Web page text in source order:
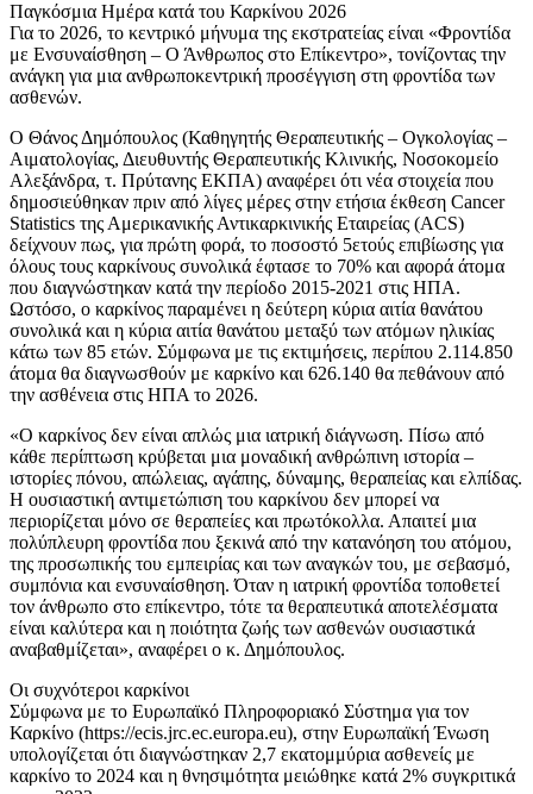
Παγκόσμια Ημέρα κατά του Καρκίνου 2026
Για το 2026, το κεντρικό μήνυμα της εκστρατείας είναι «Φροντίδα
με Ενσυναίσθηση – Ο Άνθρωπος στο Επίκεντρο», τονίζοντας την
ανάγκη για μια ανθρωποκεντρική προσέγγιση στη φροντίδα των
ασθενών.
Ο Θάνος Δημόπουλος (Καθηγητής Θεραπευτικής – Ογκολογίας –
Αιματολογίας, Διευθυντής Θεραπευτικής Κλινικής, Νοσοκομείο
Αλεξάνδρα, τ. Πρύτανης ΕΚΠΑ) αναφέρει ότι νέα στοιχεία που
δημοσιεύθηκαν πριν από λίγες μέρες στην ετήσια έκθεση Cancer
Statistics της Αμερικανικής Αντικαρκινικής Εταιρείας (ACS)
δείχνουν πως, για πρώτη φορά, το ποσοστό 5ετούς επιβίωσης για
όλους τους καρκίνους συνολικά έφτασε το 70% και αφορά άτομα
που διαγνώστηκαν κατά την περίοδο 2015-2021 στις ΗΠΑ.
Ωστόσο, ο καρκίνος παραμένει η δεύτερη κύρια αιτία θανάτου
συνολικά και η κύρια αιτία θανάτου μεταξύ των ατόμων ηλικίας
κάτω των 85 ετών. Σύμφωνα με τις εκτιμήσεις, περίπου 2.114.850
άτομα θα διαγνωσθούν με καρκίνο και 626.140 θα πεθάνουν από
την ασθένεια στις ΗΠΑ το 2026.
«Ο καρκίνος δεν είναι απλώς μια ιατρική διάγνωση. Πίσω από
κάθε περίπτωση κρύβεται μια μοναδική ανθρώπινη ιστορία –
ιστορίες πόνου, απώλειας, αγάπης, δύναμης, θεραπείας και ελπίδας.
Η ουσιαστική αντιμετώπιση του καρκίνου δεν μπορεί να
περιορίζεται μόνο σε θεραπείες και πρωτόκολλα. Απαιτεί μια
πολύπλευρη φροντίδα που ξεκινά από την κατανόηση του ατόμου,
της προσωπικής του εμπειρίας και των αναγκών του, με σεβασμό,
συμπόνια και ενσυναίσθηση. Όταν η ιατρική φροντίδα τοποθετεί
τον άνθρωπο στο επίκεντρο, τότε τα θεραπευτικά αποτελέσματα
είναι καλύτερα και η ποιότητα ζωής των ασθενών ουσιαστικά
αναβαθμίζεται», αναφέρει ο κ. Δημόπουλος.
Οι συχνότεροι καρκίνοι
Σύμφωνα με το Ευρωπαϊκό Πληροφοριακό Σύστημα για τον
Καρκίνο (https://ecis.jrc.ec.europa.eu), στην Ευρωπαϊκή Ένωση
υπολογίζεται ότι διαγνώστηκαν 2,7 εκατομμύρια ασθενείς με
καρκίνο το 2024 και η θνησιμότητα μειώθηκε κατά 2% συγκριτικά